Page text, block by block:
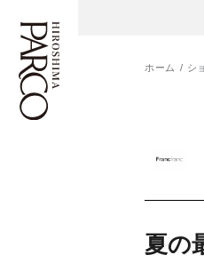
施設案内・アク
ホーム シ
夏の